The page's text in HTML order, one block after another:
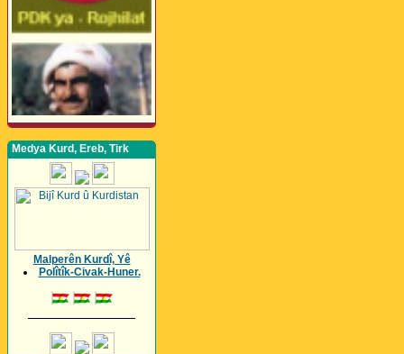
Medya Kurd, Ereb, Tirk
Malperên Kurdî, Yê
Polîtîk-Civak-Huner.